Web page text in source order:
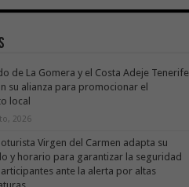
de La Gomera y el Costa Adeje Tenerife
su alianza para promocionar el
local
2026
Virgen del Carmen adapta su
y horario para garantizar la seguridad
ante la alerta por altas